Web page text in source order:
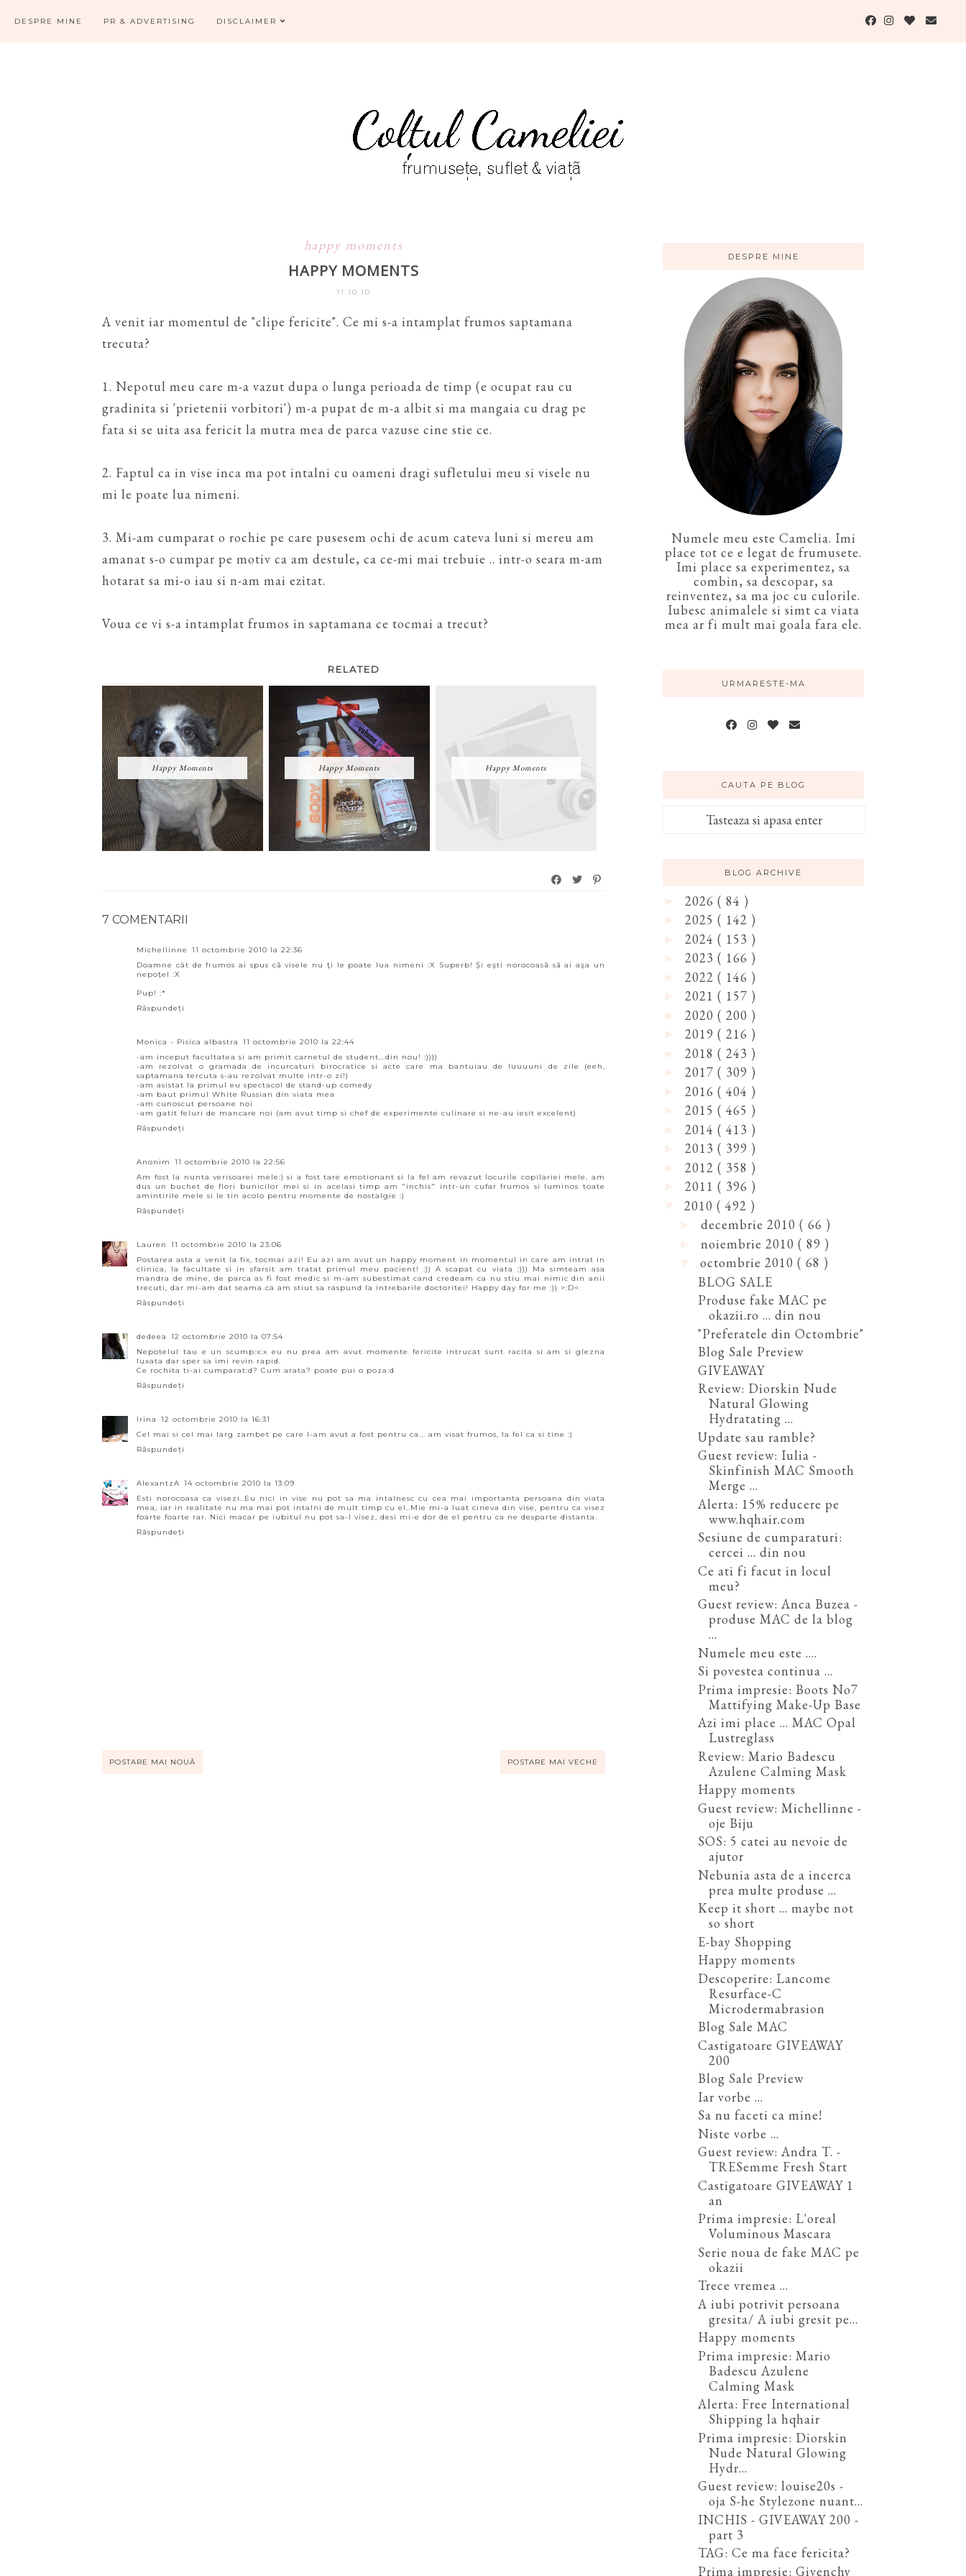
DESPRE MINE PR & ADVERTISING DISCLAIMER
happy moments
HAPPY MOMENTS
11.10.10
A venit iar momentul de "clipe fericite". Ce mi s-a intamplat frumos saptamana
trecuta?
1. Nepotul meu care m-a vazut dupa o lunga perioada de timp (e ocupat rau cu
gradinita si 'prietenii vorbitori') m-a pupat de m-a albit si ma mangaia cu drag pe
fata si se uita asa fericit la mutra mea de parca vazuse cine stie ce.
2. Faptul ca in vise inca ma pot intalni cu oameni dragi sufletului meu si visele nu
mi le poate lua nimeni.
3. Mi-am cumparat o rochie pe care pusesem ochi de acum cateva luni si mereu am
amanat s-o cumpar pe motiv ca am destule, ca ce-mi mai trebuie .. intr-o seara m-am
hotarat sa mi-o iau si n-am mai ezitat.
Voua ce vi s-a intamplat frumos in saptamana ce tocmai a trecut?
RELATED
Happy Moments Happy Moments Happy Moments
7 COMENTARII
Michellinne
11 octombrie 2010 la 22:36
Doamne cât de frumos ai spus că visele nu ţi le poate lua nimeni :X Superb! Şi eşti norocoasă să ai aşa un
nepoţel :X
Pup! :*
Răspundeți
Monica - Pisica albastra
11 octombrie 2010 la 22:44
-am inceput facultatea si am primit carnetul de student...din nou! :))))
-am rezolvat o gramada de incurcaturi birocratice si acte care ma bantuiau de luuuuni de zile (eeh,
saptamana tercuta s-au rezolvat multe intr-o zi!)
-am asistat la primul eu spectacol de stand-up comedy
-am baut primul White Russian din viata mea
-am cunoscut persoane noi
-am gatit feluri de mancare noi (am avut timp si chef de experimente culinare si ne-au iesit excelent)
Răspundeți
Anonim
11 octombrie 2010 la 22:56
Am fost la nunta verisoarei mele:) si a fost tare emotionant si la fel am revazut locurile copilariei mele, am
dus un buchet de flori bunicilor mei si in acelasi timp am "inchis" intr-un cufar frumos si luminos toate
amintirile mele si le tin acolo pentru momente de nostalgie :)
Răspundeți
Lauren
11 octombrie 2010 la 23:06
Postarea asta a venit la fix, tocmai azi! Eu azi am avut un happy moment in momentul in care am intrat in
clinica, la facultate si in sfarsit am tratat primul meu pacient! :)) A scapat cu viata :))) Ma simteam asa
mandra de mine, de parca as fi fost medic si m-am subestimat cand credeam ca nu stiu mai nimic din anii
trecuti, dar mi-am dat seama ca am stiut sa raspund la intrebarile doctoritei! Happy day for me :)) >:D<
Răspundeți
dedeea
12 octombrie 2010 la 07:54
Nepotelul tau e un scump:x:x eu nu prea am avut momente fericite intrucat sunt racita si am si glezna
luxata dar sper sa imi revin rapid.
Ce rochita ti-ai cumparat:d? Cum arata? poate pui o poza:d
Răspundeți
Irina
12 octombrie 2010 la 16:31
Cel mai si cel mai larg zambet pe care l-am avut a fost pentru ca... am visat frumos, la fel ca si tine :)
Răspundeți
AlexantzA 14 octombrie 2010 la 13:09
Esti norocoasa ca visezi..Eu nici in vise nu pot sa ma intalnesc cu cea mai importanta persoana din viata
mea, iar in realitate nu ma mai pot intalni de mult timp cu el..Mie mi-a luat cineva din vise, pentru ca visez
foarte foarte rar. Nici macar pe iubitul nu pot sa-l visez, desi mi-e dor de el pentru ca ne desparte distanta.
Răspundeți
POSTARE MAI NOUĂ POSTARE MAI VECHE
DESPRE MINE
Numele meu este Camelia. Imi
place tot ce e legat de frumusete.
Imi place sa experimentez, sa
combin, sa descopar, sa
reinventez, sa ma joc cu culorile.
Iubesc animalele si simt ca viata
mea ar fi mult mai goala fara ele.
URMARESTE-MA
CAUTA PE BLOG
BLOG ARCHIVE
2026 ( 84 )
2025 ( 142 )
2024 ( 153 )
2023 ( 166 )
2022 ( 146 )
2021 ( 157 )
2020 ( 200 )
2019 ( 216 )
2018 ( 243 )
2017 ( 309 )
2016 ( 404 )
2015 ( 465 )
2014 ( 413 )
2013 ( 399 )
2012 ( 358 )
2011 ( 396 )
2010 ( 492 )
decembrie 2010 ( 66 )
noiembrie 2010 ( 89 )
octombrie 2010 ( 68 )
BLOG SALE
Produse fake MAC pe
okazii.ro ... din nou
"Preferatele din Octombrie"
Blog Sale Preview
GIVEAWAY
Review: Diorskin Nude
Natural Glowing
Hydratating ...
Update sau ramble?
Guest review: Iulia -
Skinfinish MAC Smooth
Merge ...
Alerta: 15% reducere pe
www.hqhair.com
Sesiune de cumparaturi:
cercei ... din nou
Ce ati fi facut in locul
meu?
Guest review: Anca Buzea -
produse MAC de la blog
...
Numele meu este ....
Si povestea continua ...
Prima impresie: Boots No7
Mattifying Make-Up Base
Azi imi place ... MAC Opal
Lustreglass
Review: Mario Badescu
Azulene Calming Mask
Happy moments
Guest review: Michellinne -
oje Biju
SOS: 5 catei au nevoie de
ajutor
Nebunia asta de a incerca
prea multe produse ...
Keep it short ... maybe not
so short
E-bay Shopping
Happy moments
Descoperire: Lancome
Resurface-C
Microdermabrasion
Blog Sale MAC
Castigatoare GIVEAWAY
200
Blog Sale Preview
Iar vorbe ...
Sa nu faceti ca mine!
Niste vorbe ...
Guest review: Andra T. -
TRESemme Fresh Start
Castigatoare GIVEAWAY 1
an
Prima impresie: L'oreal
Voluminous Mascara
Serie noua de fake MAC pe
okazii
Trece vremea ...
A iubi potrivit persoana
gresita/ A iubi gresit pe...
Happy moments
Prima impresie: Mario
Badescu Azulene
Calming Mask
Alerta: Free International
Shipping la hqhair
Prima impresie: Diorskin
Nude Natural Glowing
Hydr...
Guest review: louise20s -
oja S-he Stylezone nuant...
INCHIS - GIVEAWAY 200 -
part 3
TAG: Ce ma face fericita?
Prima impresie: Givenchy